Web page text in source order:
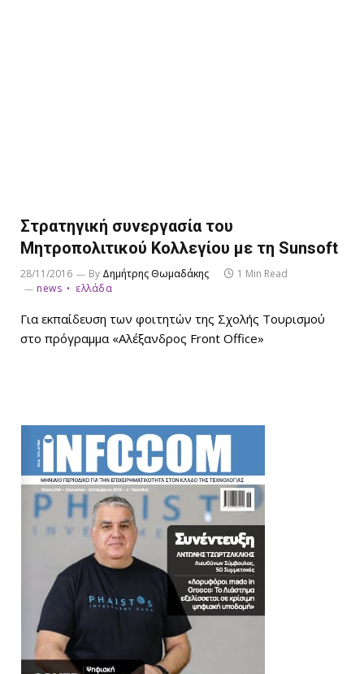
Στρατηγική συνεργασία του
Μητροπολιτικού Κολλεγίου με τη Sunsoft
28/11/2016 By Δημήτρης Θωμαδάκης
1 Min Read
news
ελλάδα
Για εκπαίδευση των φοιτητών της Σχολής Τουρισμού
στο πρόγραμμα «Αλέξανδρος Front Office»